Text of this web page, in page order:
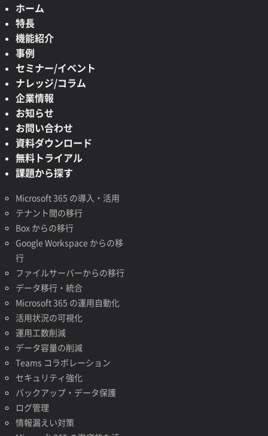
ホーム
特長
機能紹介
事例
セミナー/イベント
ナレッジ/コラム
企業情報
お知らせ
お問い合わせ
資料ダウンロード
無料トライアル
課題から探す
Microsoft 365 の導入・活用
テナント間の移行
Box からの移行
Google Workspace からの移
行
ファイルサーバーからの移行
データ移行・統合
Microsoft 365 の運用自動化
活用状況の可視化
運用工数削減
データ容量の削減
Teams コラボレーション
セキュリティ強化
バックアップ・データ保護
ログ管理
情報漏えい対策